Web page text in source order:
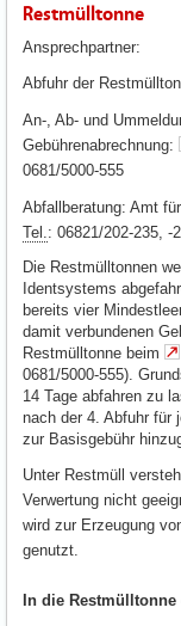
Restmülltonne
Ansprechpartner:
Abfuhr der
An-, Ab- und
Gebührenabrechnung:
0681/5000-555
Abfallberatung: Amt
Tel. : 06821/202-235, -
Die Restmülltonnen
Identsystems
bereits vier
damit verbundenen
Restmülltonne beim
0681/5000-555).
14 Tage abfahren zu
nach der 4. Abfuhr für
zur Basisgebühr
Unter Restmüll
Verwertung nicht
wird zur Erzeugung
genutzt.
In die Restmülltonne